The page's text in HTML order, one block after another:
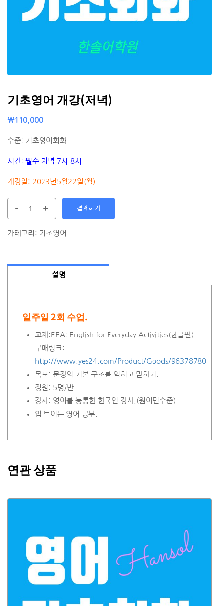
기초영어 개강(저녁)
₩110,000
수준: 기초영어회화
시간: 월수 저녁 7시-8시
개강일: 2023년5월22일(월)
- + 결제하기
카테고리: 기초영어
설명
일주일 2회 수업.
교재:EEA: English for Everyday Activities(한글판)
구매링크:
http://www.yes24.com/Product/Goods/96378780
목표: 문장의 기본 구조를 익히고 말하기.
정원: 5명/반
강사: 영어를 능통한 한국인 강사.(원어민수준)
입 트이는 영어 공부.
연관 상품